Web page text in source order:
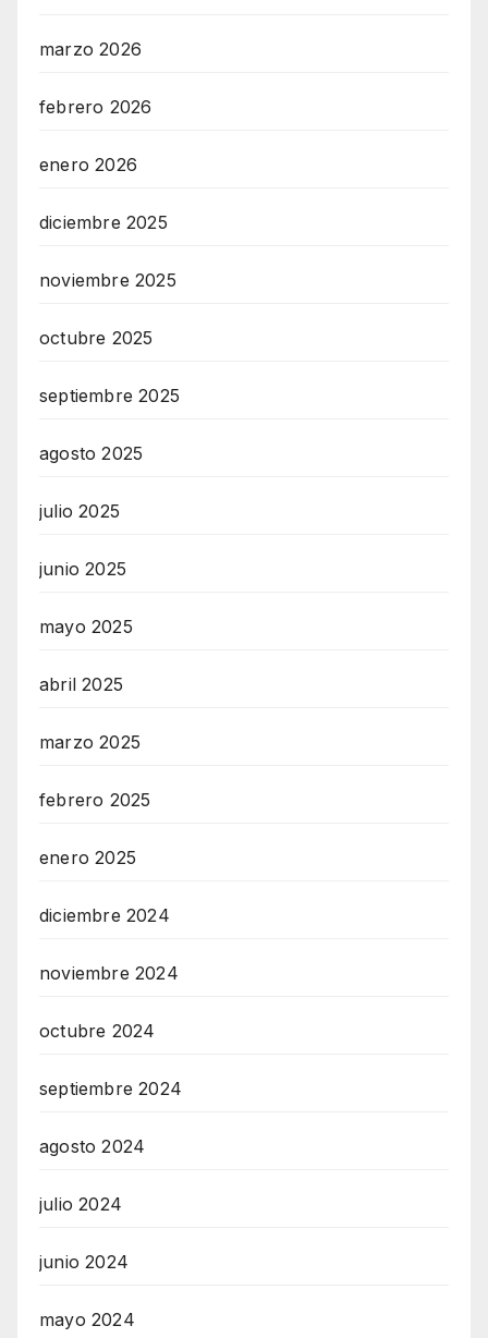
marzo 2026
febrero 2026
enero 2026
diciembre 2025
noviembre 2025
octubre 2025
septiembre 2025
agosto 2025
julio 2025
junio 2025
mayo 2025
abril 2025
marzo 2025
febrero 2025
enero 2025
diciembre 2024
noviembre 2024
octubre 2024
septiembre 2024
agosto 2024
julio 2024
junio 2024
mayo 2024